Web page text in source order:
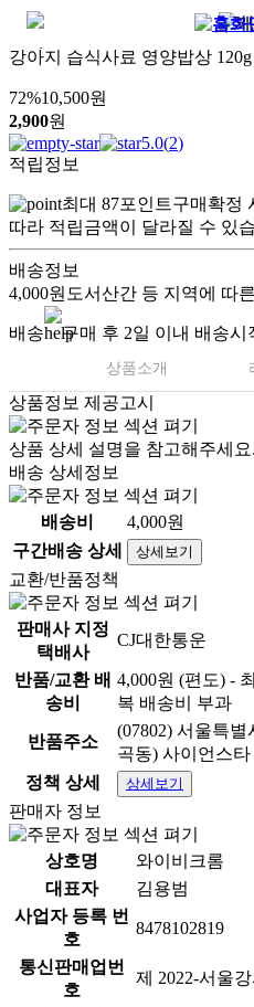
강아지 습식사료 영양밥상
72%10,500원
2,900원
5.0(2)
적립정보
최대 87포인트구매확정
따라 적립금액이 달라질 수 있
배송정보
4,000원 도서산간 등 지역에 따
배송 구매 후 2일 이내 배송시
상품소개
상품정보 제공고시
상품 상세 설명을 참고해주세요.
배송 상세정보
배송비
4,000원
구간배송 상세
상세보기
교환/반품정책
판매사 지정
택배사
CJ대한통운
반품/교환 배
송비
4,000원 (편도) -
복 배송비 부과
반품주소
(07802) 서울특
곡동) 사이언스타
정책 상세
상세보기
판매자 정보
상호명
와이비크롬
대표자
김용범
사업자 등록 번
호
8478102819
통신판매업번
호
제 2022-서울